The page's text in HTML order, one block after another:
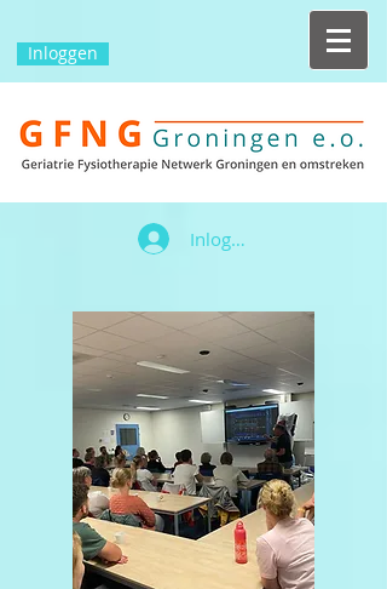
Inloggen
Inloggen